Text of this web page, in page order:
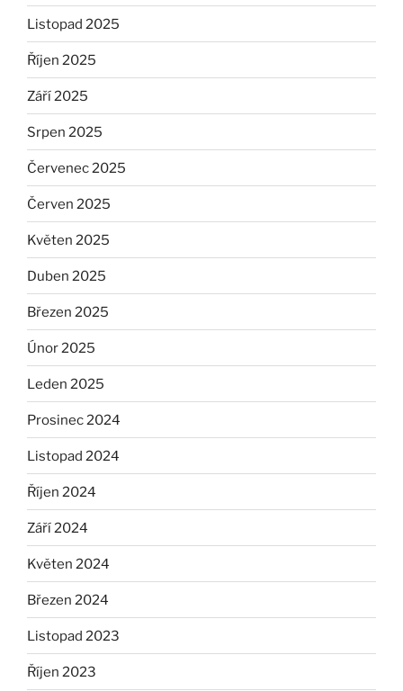
Listopad 2025
Říjen 2025
Září 2025
Srpen 2025
Červenec 2025
Červen 2025
Květen 2025
Duben 2025
Březen 2025
Únor 2025
Leden 2025
Prosinec 2024
Listopad 2024
Říjen 2024
Září 2024
Květen 2024
Březen 2024
Listopad 2023
Říjen 2023